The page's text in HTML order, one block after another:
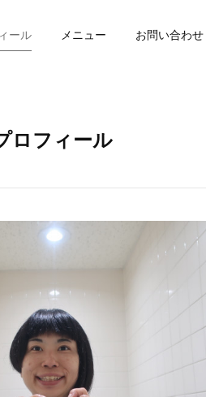
ール メニュー お問い合わせ
ロフィール